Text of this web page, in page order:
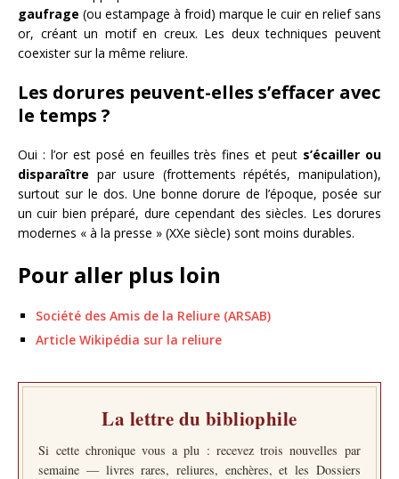
gaufrage (ou estampage à froid) marque le cuir en relief sans
or, créant un motif en creux. Les deux techniques peuvent
coexister sur la même reliure.
Les dorures peuvent-elles s’effacer avec
le temps ?
Oui : l’or est posé en feuilles très fines et peut s’écailler ou
disparaître par usure (frottements répétés, manipulation),
surtout sur le dos. Une bonne dorure de l’époque, posée sur
un cuir bien préparé, dure cependant des siècles. Les dorures
modernes « à la presse » (XXe siècle) sont moins durables.
Pour aller plus loin
Société des Amis de la Reliure (ARSAB)
Article Wikipédia sur la reliure
La lettre du bibliophile
Si cette chronique vous a plu : recevez trois nouvelles par
semaine — livres rares, reliures, enchères, et les Dossiers